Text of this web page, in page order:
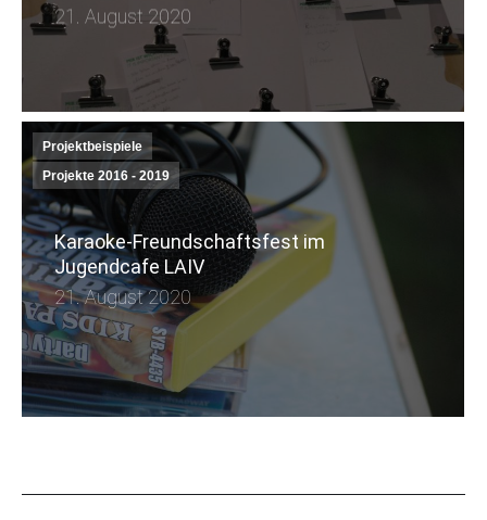
21. August 2020
Projektbeispiele
Projekte 2016 - 2019
Karaoke-Freundschaftsfest im
Jugendcafe LAIV
21. August 2020